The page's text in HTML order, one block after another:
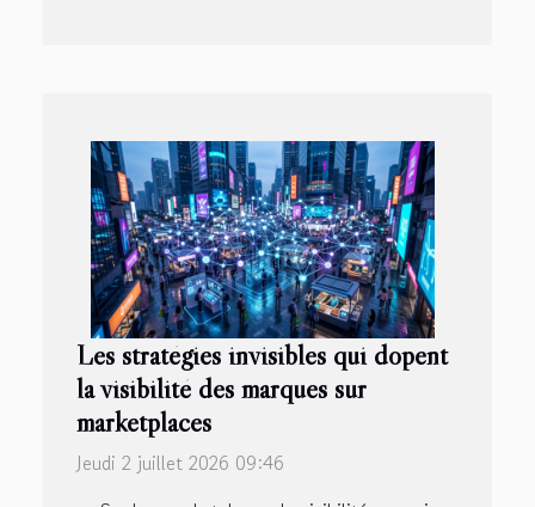
Les stratégies invisibles qui dopent
la visibilité des marques sur
marketplaces
Jeudi 2 juillet 2026 09:46